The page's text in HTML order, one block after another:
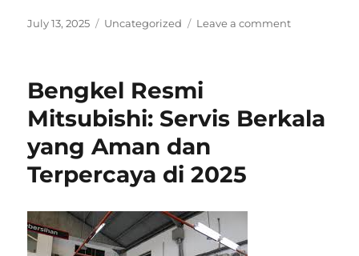
Posted
July 13, 2025 Categories
Uncategorized Leave a commenton
di
Bengkel Resmi
Mitsubishi: Servis Berkala
yang Aman dan
Terpercaya di 2025